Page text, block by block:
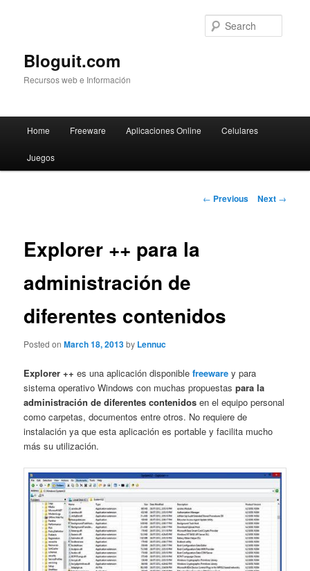
Bloguit.com
Recursos web e Información
Skip
to
Home Freeware Aplicaciones Online Celulares
Juegos
Post
← Previous Next →
Explorer ++ para la
administración de
diferentes contenidos
Posted onMarch 18, 2013by Lennuc
Explorer ++ es una aplicación disponiblefreeware y para
sistema operativo Windows con muchas propuestaspara la
administración de diferentes contenidos en el equipo personal
como carpetas, documentos entre otros. No requiere de
instalación ya que esta aplicación es portable y facilita mucho
más su utilización.